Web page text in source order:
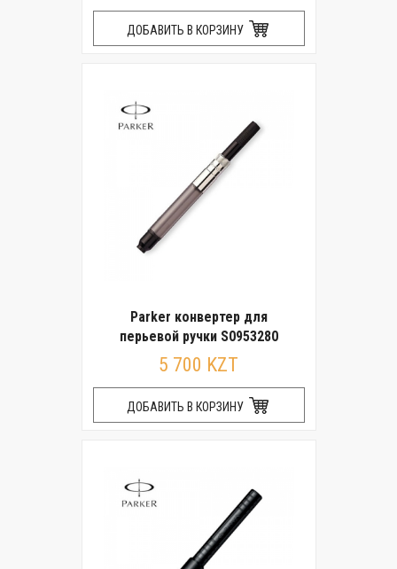
ДОБАВИТЬ В КОРЗИНУ
Parker конвертер для
перьевой ручки S0953280
5 700 KZT
ДОБАВИТЬ В КОРЗИНУ